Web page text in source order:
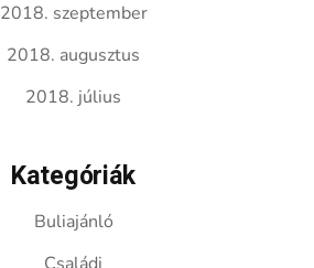
2018. szeptember
2018. augusztus
2018. július
Kategóriák
Buliajánló